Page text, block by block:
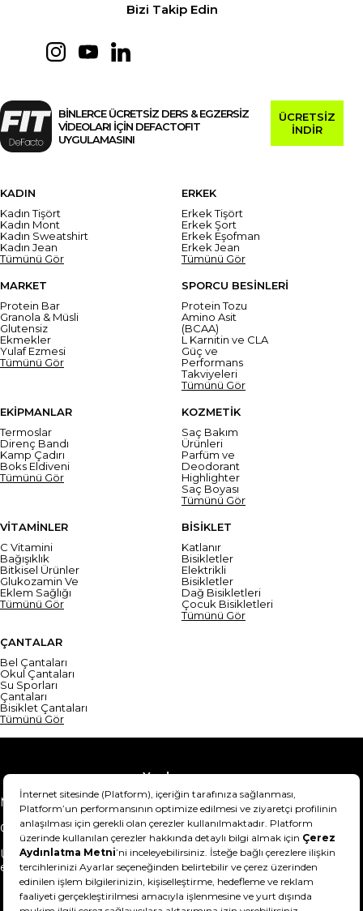
Bizi Takip Edin
BİNLERCE ÜCRETSİZ DERS & EGZERSİZ
VİDEOLARI İÇİN DEFACTOFIT
UYGULAMASINI
ÜCRETSİZ
İNDİR
KADIN
Kadın Tişört
Kadın Mont
Kadın Sweatshirt
Kadın Jean
Tümünü Gör
ERKEK
Erkek Tişört
Erkek Şort
Erkek Eşofman
Erkek Jean
Tümünü Gör
MARKET
Protein Bar
Granola & Müsli
Glutensiz
Ekmekler
Yulaf Ezmesi
Tümünü Gör
SPORCU BESİNLERİ
Protein Tozu
Amino Asit
(BCAA)
L Karnitin ve CLA
Güç ve
Performans
Takviyeleri
Tümünü Gör
EKİPMANLAR
Termoslar
Direnç Bandı
Kamp Çadırı
Boks Eldiveni
Tümünü Gör
KOZMETİK
Saç Bakım
Ürünleri
Parfüm ve
Deodorant
Highlighter
Saç Boyası
Tümünü Gör
VİTAMİNLER
C Vitamini
Bağışıklık
Bitkisel Ürünler
Glukozamin Ve
Eklem Sağlığı
Tümünü Gör
BİSİKLET
Katlanır
Bisikletler
Elektrikli
Bisikletler
Dağ Bisikletleri
Çocuk Bisikletleri
Tümünü Gör
ÇANTALAR
Bel Çantaları
Okul Çantaları
Su Sporları
Çantaları
Bisiklet Çantaları
Tümünü Gör
Yardım
Mesafeli Satış Sözleşmesi
Teslimat Bilgisi
Gizlilik Sözleşmesi
Şartlar & Koşullar
Ürünümü nasıl iade
edebilirim?
Hakkımızda